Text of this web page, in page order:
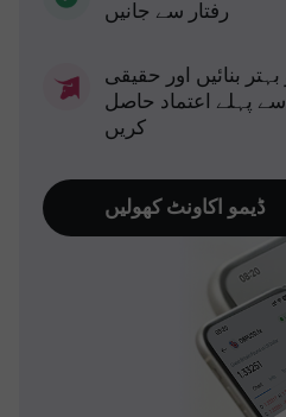
رفتار سے جانیں
بنائیں اور حقیقی
پہلے اعتماد حاصل
کریں
ڈیمو اکاونٹ کھولیں